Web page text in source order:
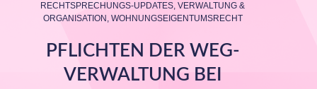
RECHTSPRECHUNGS-UPDATES,VERWALTUNG &
ORGANISATION , WOHNUNGSEIGENTUMSRECHT
PFLICHTEN DER WEG-
VERWALTUNG BEI